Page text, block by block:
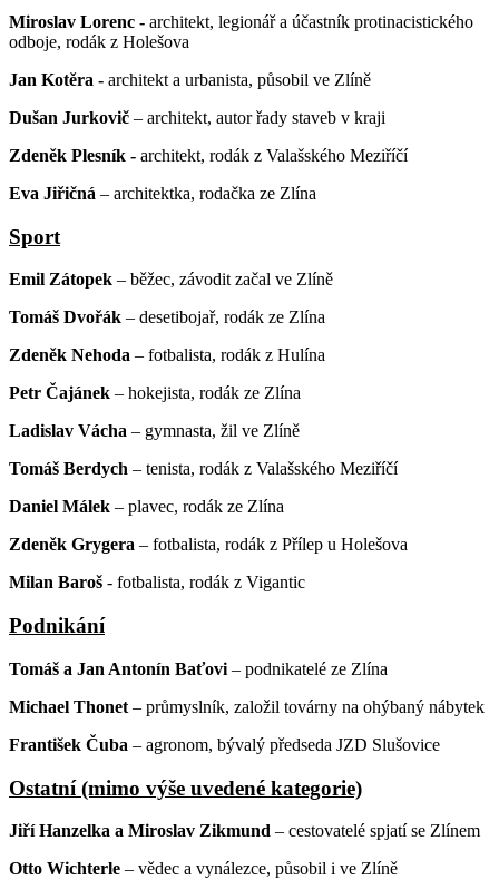
Miroslav Lorenc - architekt, legionář a účastník protinacistického
odboje, rodák z Holešova
Jan Kotěra - architekt a urbanista, působil ve Zlíně
Dušan Jurkovič – architekt, autor řady staveb v kraji
Zdeněk Plesník - architekt, rodák z Valašského Meziříčí
Eva Jiřičná – architektka, rodačka ze Zlína
Sport
Emil Zátopek – běžec, závodit začal ve Zlíně
Tomáš Dvořák – desetibojař, rodák ze Zlína
Zdeněk Nehoda – fotbalista, rodák z Hulína
Petr Čajánek – hokejista, rodák ze Zlína
Ladislav Vácha – gymnasta, žil ve Zlíně
Tomáš Berdych – tenista, rodák z Valašského Meziříčí
Daniel Málek – plavec, rodák ze Zlína
Zdeněk Grygera – fotbalista, rodák z Přílep u Holešova
Milan Baroš - fotbalista, rodák z Vigantic
Podnikání
Tomáš a Jan Antonín Baťovi – podnikatelé ze Zlína
Michael Thonet – průmyslník, založil továrny na ohýbaný nábytek
František Čuba – agronom, bývalý předseda JZD Slušovice
Ostatní (mimo výše uvedené kategorie)
Jiří Hanzelka a Miroslav Zikmund – cestovatelé spjatí se Zlínem
Otto Wichterle – vědec a vynálezce, působil i ve Zlíně